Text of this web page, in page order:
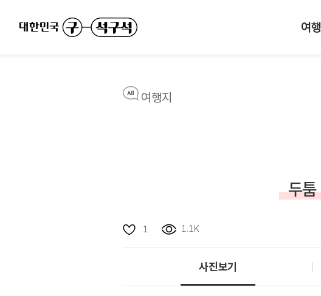
여행
여행지
두
1 1.1K
사진보기